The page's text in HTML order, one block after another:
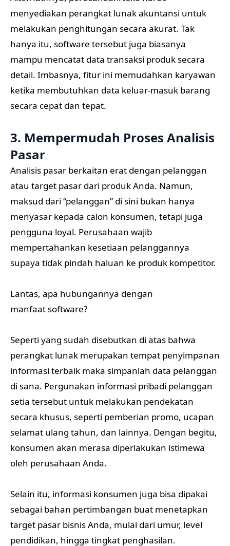
menyediakan perangkat lunak akuntansi untuk
melakukan penghitungan secara akurat. Tak
hanya itu, software tersebut juga biasanya
mampu mencatat data transaksi produk secara
detail. Imbasnya, fitur ini memudahkan karyawan
ketika membutuhkan data keluar-masuk barang
secara cepat dan tepat.
3. Mempermudah Proses Analisis
Pasar
Analisis pasar berkaitan erat dengan pelanggan
atau target pasar dari produk Anda. Namun,
maksud dari “pelanggan” di sini bukan hanya
menyasar kepada calon konsumen, tetapi juga
pengguna loyal. Perusahaan wajib
mempertahankan kesetiaan pelanggannya
supaya tidak pindah haluan ke produk kompetitor.
Lantas, apa hubungannya dengan
manfaat software?
Seperti yang sudah disebutkan di atas bahwa
perangkat lunak merupakan tempat penyimpanan
informasi terbaik maka simpanlah data pelanggan
di sana. Pergunakan informasi pribadi pelanggan
setia tersebut untuk melakukan pendekatan
secara khusus, seperti pemberian promo, ucapan
selamat ulang tahun, dan lainnya. Dengan begitu,
konsumen akan merasa diperlakukan istimewa
oleh perusahaan Anda.
Selain itu, informasi konsumen juga bisa dipakai
sebagai bahan pertimbangan buat menetapkan
target pasar bisnis Anda, mulai dari umur, level
pendidikan, hingga tingkat penghasilan.